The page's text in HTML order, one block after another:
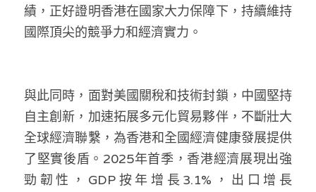
績，正好證明香港在國家大力保障下，持續維持
國際頂尖的競爭力和經濟實力。
與此同時，面對美國關稅和技術封鎖，中國堅持
自主創新，加速拓展多元化貿易夥伴，不斷壯大
全球經濟聯繫，為香港和全國經濟健康發展提供
了堅實後盾。2025年首季，香港經濟展現出強
勁韌性，GDP按年增長3.1%，出口增長